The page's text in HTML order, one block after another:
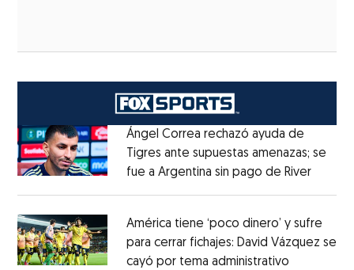
Ángel Correa rechazó ayuda de
Tigres ante supuestas amenazas; se
fue a Argentina sin pago de RiverOpens
América tiene ‘poco dinero’ y sufre
para cerrar fichajes: David Vázquez se
cayó por tema administrativo